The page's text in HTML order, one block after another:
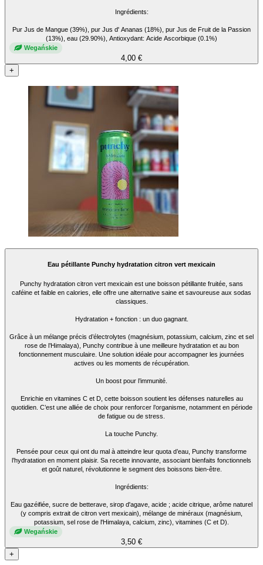
Ingrédients:
Pur Jus de Mangue (39%), pur Jus d' Ananas (18%), pur Jus de Fruit de la Passion
(13%), eau (29.90%), Antioxydant: Acide Ascorbique (0.1%)
Wegańskie
4,00 €
+
Eau pétillante Punchy hydratation citron vert mexicain
Punchy hydratation citron vert mexicain est une boisson pétillante fruitée, sans
caféine et faible en calories, elle offre une alternative saine et savoureuse aux sodas
classiques.
Hydratation + fonction : un duo gagnant.
Grâce à un mélange précis d’électrolytes (magnésium, potassium, calcium, zinc et sel
rose de l’Himalaya), Punchy contribue à une meilleure hydratation et au bon
fonctionnement musculaire. Une solution idéale pour accompagner les journées
actives ou les moments de récupération.
Un boost pour l’immunité.
Enrichie en vitamines C et D, cette boisson soutient les défenses naturelles au
quotidien. C’est une alliée de choix pour renforcer l’organisme, notamment en période
de fatigue ou de stress.
La touche Punchy.
Pensée pour ceux qui ont du mal à atteindre leur quota d’eau, Punchy transforme
l’hydratation en moment plaisir. Sa recette innovante, associant bienfaits fonctionnels
et goût naturel, révolutionne le segment des boissons bien-être.
Ingrédients:
Eau gazéifiée, sucre de betterave, sirop d'agave, acide ; acide citrique, arôme naturel
(y compris extrait de citron vert mexicain), mélange de minéraux (magnésium,
potassium, sel rose de l'Himalaya, calcium, zinc), vitamines (C et D).
Wegańskie
3,50 €
+